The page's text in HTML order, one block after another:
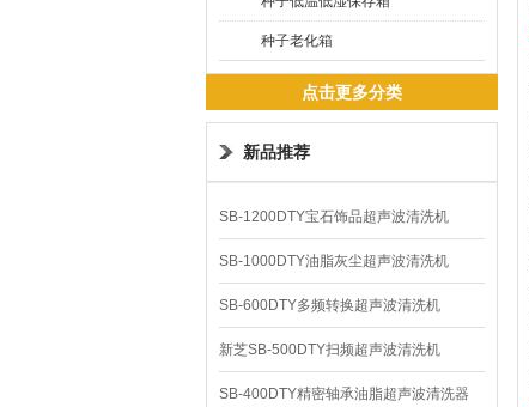
种子老化箱
点击更多分类
新品推荐
SB-1200DTY宝石饰品超声波清洗机
SB-1000DTY油脂灰尘超声波清洗机
SB-600DTY多频转换超声波清洗机
新芝SB-500DTY扫频超声波清洗机
SB-400DTY精密轴承油脂超声波清洗器